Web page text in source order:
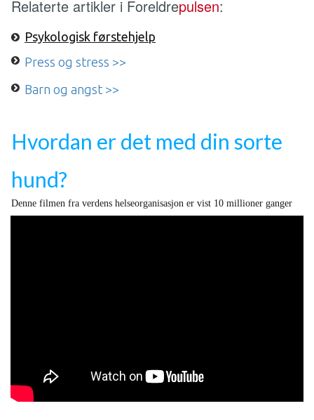
Relaterte artikler i Foreldrepulsen:
Psykologisk førstehjelp
Press og stress >>
Barn og angst >>
Hvordan er det med din sorte
hund?
Denne filmen fra verdens helseorganisasjon er vist 10 millioner ganger